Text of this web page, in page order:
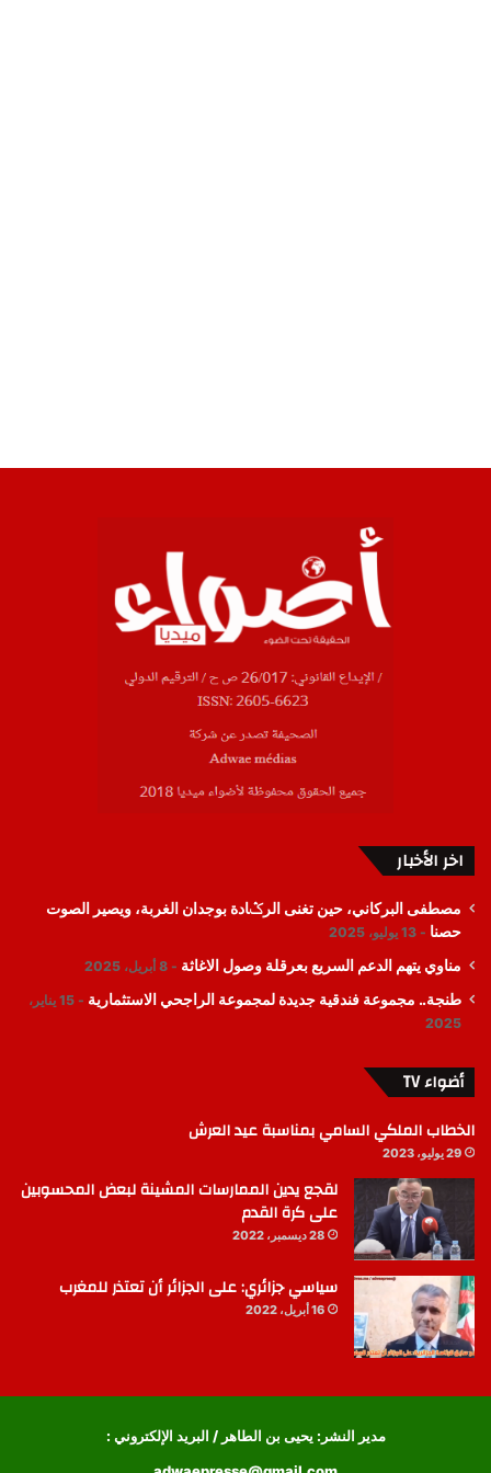
اخر الأخبار
مصطفى البركاني، حين تغنى الرݣادة بوجدان الغربة، ويصير الصوت
حصنا
13 يوليو، 2025
مناوي يتهم الدعم السريع بعرقلة وصول الاغاثة 8 أبريل، 2025
طنجة.. مجموعة فندقية جديدة لمجموعة الراجحي الاستثمارية
15 يناير،
2025
أضواء TV
الخطاب الملكي السامي بمناسبة عيد العرش
29 يوليو، 2023
لقجع يدين الممارسات المشينة لبعض المحسوبين
على كرة القدم
28 ديسمبر، 2022
سياسي جزائري: على الجزائر أن تعتذر للمغرب
16 أبريل، 2022
مدير النشر: يحيى بن الطاهر / البريد الإلكتروني :